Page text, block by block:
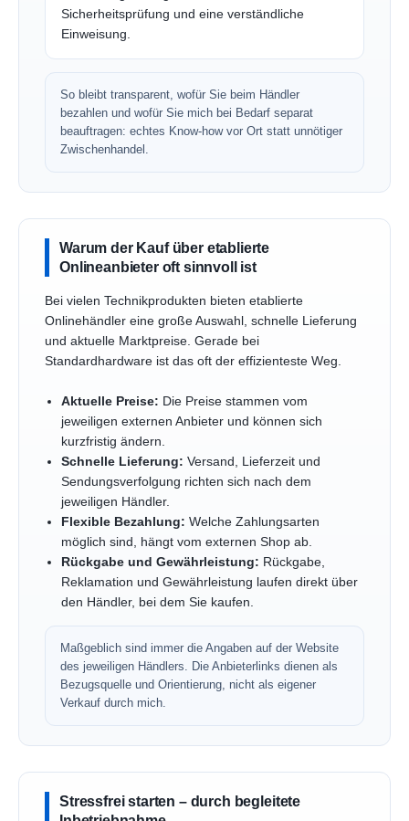
Sicherheitsprüfung und eine verständliche
Einweisung.
So bleibt transparent, wofür Sie beim Händler
bezahlen und wofür Sie mich bei Bedarf separat
beauftragen: echtes Know-how vor Ort statt unnötiger
Zwischenhandel.
Warum der Kauf über etablierte
Onlineanbieter oft sinnvoll ist
Bei vielen Technikprodukten bieten etablierte
Onlinehändler eine große Auswahl, schnelle Lieferung
und aktuelle Marktpreise. Gerade bei
Standardhardware ist das oft der effizienteste Weg.
Aktuelle Preise: Die Preise stammen vom
jeweiligen externen Anbieter und können sich
kurzfristig ändern.
Schnelle Lieferung: Versand, Lieferzeit und
Sendungsverfolgung richten sich nach dem
jeweiligen Händler.
Flexible Bezahlung: Welche Zahlungsarten
möglich sind, hängt vom externen Shop ab.
Rückgabe und Gewährleistung: Rückgabe,
Reklamation und Gewährleistung laufen direkt über
den Händler, bei dem Sie kaufen.
Maßgeblich sind immer die Angaben auf der Website
des jeweiligen Händlers. Die Anbieterlinks dienen als
Bezugsquelle und Orientierung, nicht als eigener
Verkauf durch mich.
Stressfrei starten – durch begleitete